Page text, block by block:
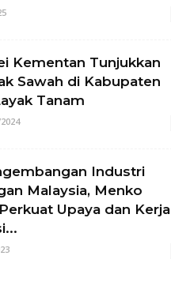
Kementan Tunjukkan
Sawah di Kabupaten
Tanam
Industri
Malaysia, Menko
Upaya dan Kerja